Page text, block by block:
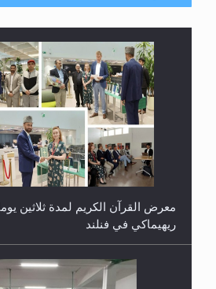
معرض القرآن الكريم لمدة ثلاثين
ريهيماكي في فنلند